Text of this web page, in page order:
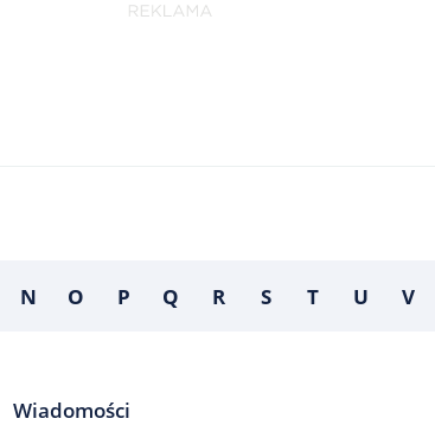
N O P Q R S T U V
Wiadomości